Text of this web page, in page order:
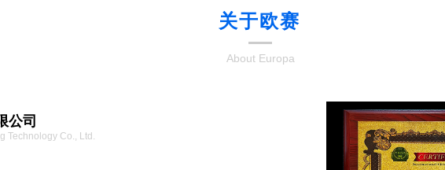
About Europa
Technology Co., Ltd.
公司
关于欧赛